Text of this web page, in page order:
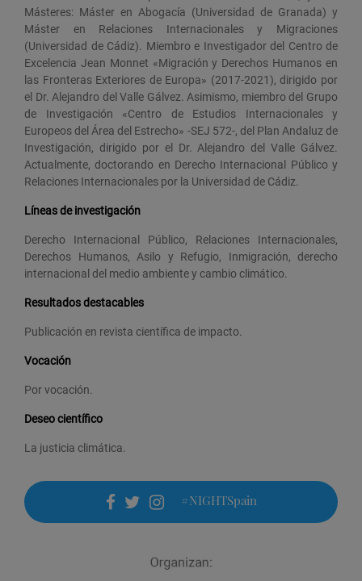
Másteres: Máster en Abogacía (Universidad de Granada) y
Máster en Relaciones Internacionales y Migraciones
(Universidad de Cádiz). Miembro e Investigador del Centro de
Excelencia Jean Monnet «Migración y Derechos Humanos en
las Fronteras Exteriores de Europa» (2017-2021), dirigido por
el Dr. Alejandro del Valle Gálvez. Asimismo, miembro del Grupo
de Investigación «Centro de Estudios Internacionales y
Europeos del Área del Estrecho» -SEJ 572-, del Plan Andaluz de
Investigación, dirigido por el Dr. Alejandro del Valle Gálvez.
Actualmente, doctorando en Derecho Internacional Público y
Relaciones Internacionales por la Universidad de Cádiz.
Líneas de investigación
Derecho Internacional Público, Relaciones Internacionales,
Derechos Humanos, Asilo y Refugio, Inmigración, derecho
internacional del medio ambiente y cambio climático.
Resultados destacables
Publicación en revista científica de impacto.
Vocación
Por vocación.
Deseo científico
La justicia climática.
facebook
twitter
instagram
#NIGHTSpain